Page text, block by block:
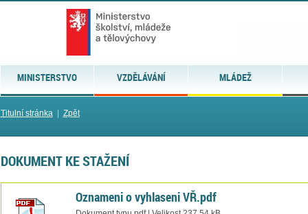
MINISTERSTVO VZDĚLÁVÁNÍ MLÁDEŽ
Titulní stránka| Zpět
DOKUMENT KE STAŽENÍ
Oznameni o vyhlaseni VŘ.pdf